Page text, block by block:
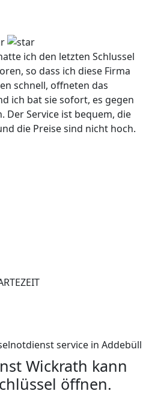
ich den letzten Schlussel
so dass ich diese Firma
schnell, offneten das
ich bat sie sofort, es gegen
Der Service ist bequem, die
die Preise sind nicht hoch.
Wickrath kann
öffnen.